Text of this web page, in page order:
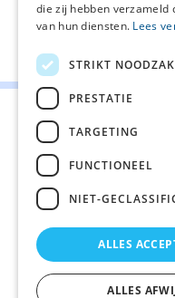
Deel deze pagina:
Contact
Richtlijnen palliatieve zorg
die zij hebben verzameld
van hun diensten. Lees
STRIKT
PRESTATIE
TARGETING
FUNCTIONEEL
NIET-
ALLES
ALLES